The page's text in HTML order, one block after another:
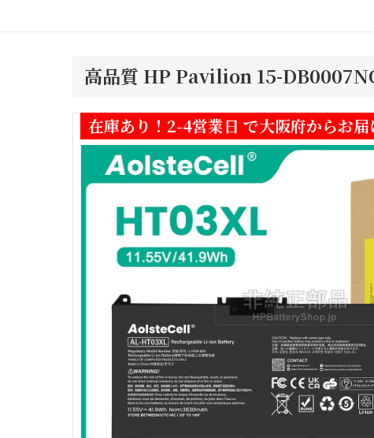
高品質 HP Pavilion 15-
在庫あり！2-4営業日 で大阪府からお届